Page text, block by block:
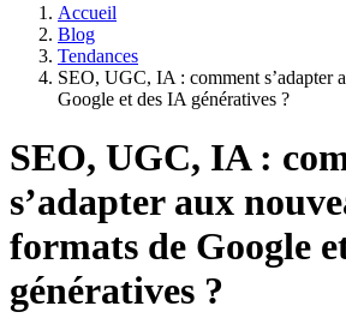
Accueil
Blog
Tendances
SEO, UGC, IA : comment s’adapter
Google et des IA génératives ?
SEO, UGC, IA :
s’adapter aux
formats de Google
génératives ?